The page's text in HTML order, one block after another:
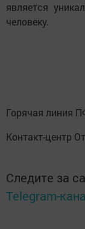
является
человеку.
Горячая линия
Контакт-центр
Следите за
Telegram-